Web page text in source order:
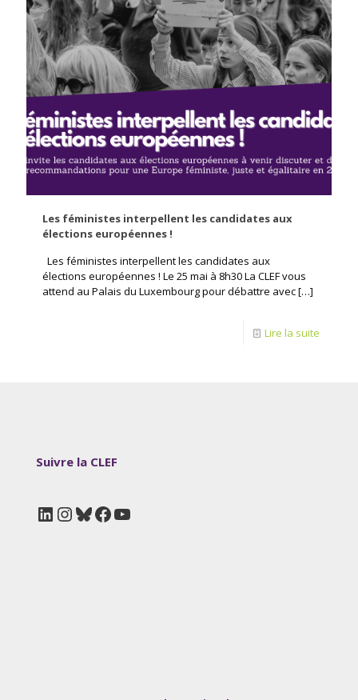
Les féministes interpellent les candidates aux
élections européennes !
Les féministes interpellent les candidates aux
élections européennes ! Le 25 mai à 8h30 La CLEF vous
attend au Palais du Luxembourg pour débattre avec[…]
Lire la suite
Suivre la CLEF
LinkedIn
Instagram
Bluesky
Facebook
YouTube